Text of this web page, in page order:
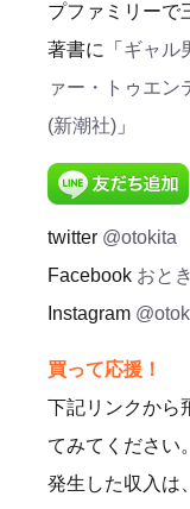
プファミリーで
著書に「 ギャル
ァー・トゥエン
(新潮社) 」
twitter @otokita
Facebook おと
Instagram
買って応援！
下記リンクから
てみてください。
発生した収入は